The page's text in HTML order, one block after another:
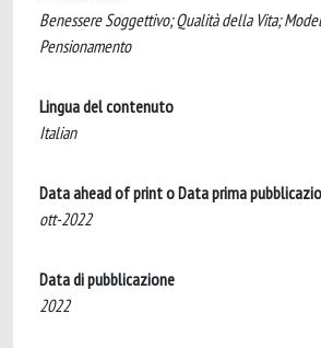
Benessere Soggettivo; Qualità della Vita;
Pensionamento
Lingua del contenuto
Italian
Data ahead of print o Data prima
ott-2022
Data di pubblicazione
2022